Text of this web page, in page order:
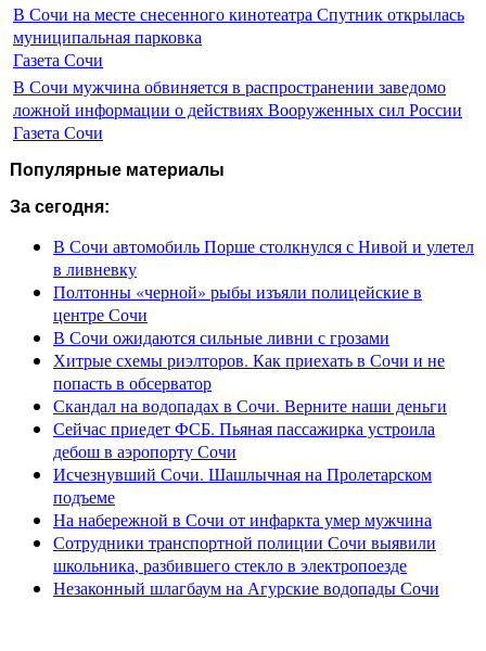
В Сочи на месте снесенного кинотеатра Спутник открылась
муниципальная парковка
Газета Сочи
В Сочи мужчина обвиняется в распространении заведомо
ложной информации о действиях Вооруженных сил России
Газета Сочи
Популярные материалы
За сегодня:
В Сочи автомобиль Порше столкнулся с Нивой и улетел
в ливневку
Полтонны «черной» рыбы изъяли полицейские в
центре Сочи
В Сочи ожидаются сильные ливни с грозами
Хитрые схемы риэлторов. Как приехать в Сочи и не
попасть в обсерватор
Скандал на водопадах в Сочи. Верните наши деньги
Сейчас приедет ФСБ. Пьяная пассажирка устроила
дебош в аэропорту Сочи
Исчезнувший Сочи. Шашлычная на Пролетарском
подъеме
На набережной в Сочи от инфаркта умер мужчина
Сотрудники транспортной полиции Сочи выявили
школьника, разбившего стекло в электропоезде
Незаконный шлагбаум на Агурские водопады Сочи